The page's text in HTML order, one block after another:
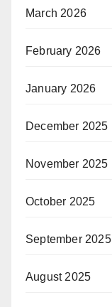
March 2026
February 2026
January 2026
December 2025
November 2025
October 2025
September 2025
August 2025